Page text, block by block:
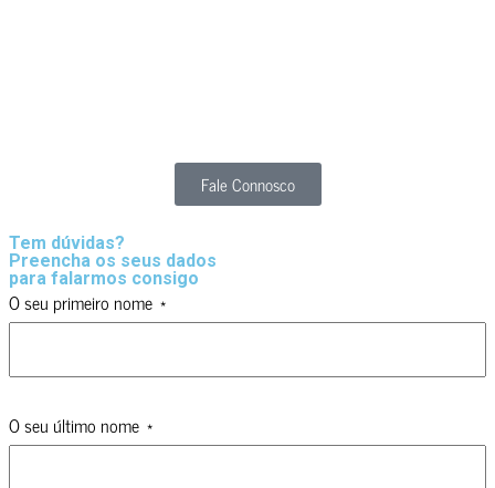
Fale Connosco
Tem dúvidas?
Preencha os seus dados
para falarmos consigo
O seu primeiro nome
O seu último nome